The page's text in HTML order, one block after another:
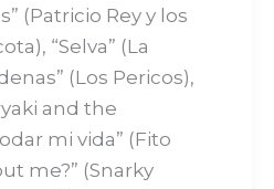
(Patricio Rey y los
“Selva” (La
(Los Pericos),
and the
mi vida” (Fito
me?” (Snarky